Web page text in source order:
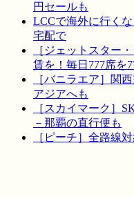
円セールも
LCCで海外に行く
宅配で
［ジェットスター
賃を！毎日777席を
［バニラエア］関
アジアへも
［スカイマーク］
－那覇の直行便も
［ピーチ］全路線